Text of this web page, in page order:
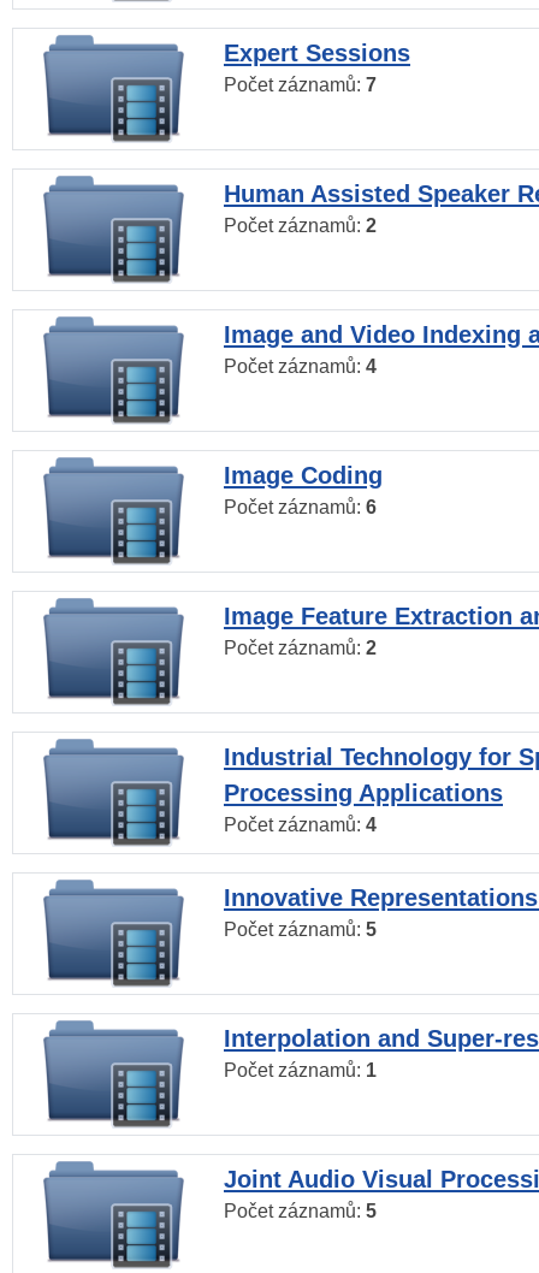
Expert Sessions
Počet záznamů: 7
Human Assisted Speaker
Počet záznamů: 2
Image and Video Indexing
Počet záznamů: 4
Image Coding
Počet záznamů: 6
Image Feature Extraction
Počet záznamů: 2
Industrial Technology for
Processing Applications
Počet záznamů: 4
Innovative
Počet záznamů: 5
Interpolation and Super-
Počet záznamů: 1
Joint Audio Visual
Počet záznamů: 5